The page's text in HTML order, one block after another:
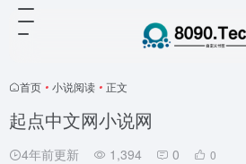
首页 • 小说阅读 • 正文
起点中文网小说网
4年前更新 1,394 0 0